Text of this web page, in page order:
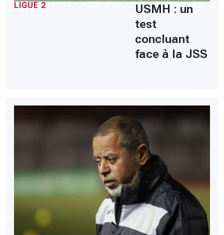
LIGUE 2
USMH : un
test
concluant
face à la JSS